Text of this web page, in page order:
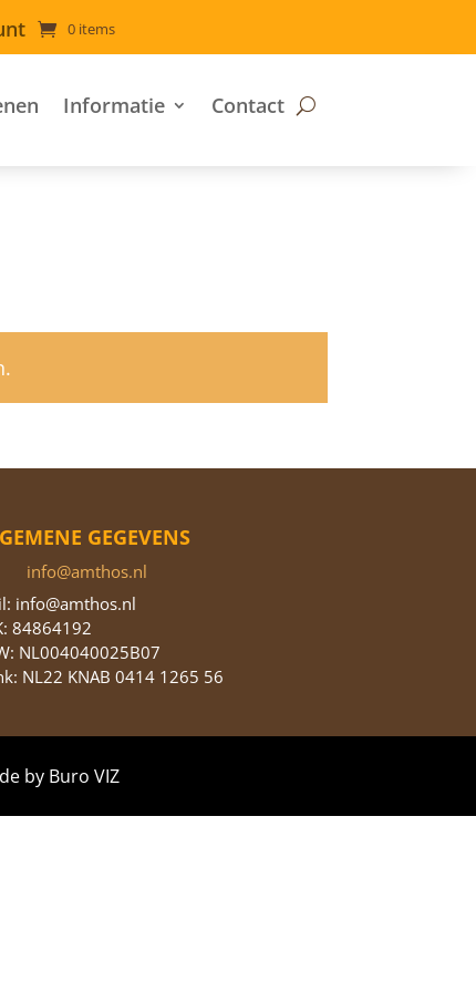
0 items
Informatie Contact
GEGEVENS
info@amthos.nl
info@amthos.nl
84864192
NL004040025B07
NL22 KNAB 0414 1265 56
by Buro VIZ